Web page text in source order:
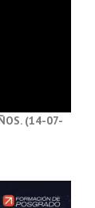
(14-07-